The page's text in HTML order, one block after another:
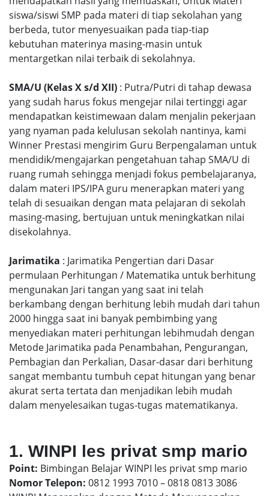
siswa/siswi SMP pada materi di tiap sekolahan yang
berbeda, tutor menyesuaikan pada tiap-tiap
kebutuhan materinya masing-masin untuk
mentargetkan nilai terbaik di sekolahnya.
SMA/U (Kelas X s/d XII) : Putra/Putri di tahap dewasa
yang sudah harus fokus mengejar nilai tertinggi agar
mendapatkan keistimewaan dalam menjalin pekerjaan
yang nyaman pada kelulusan sekolah nantinya, kami
Winner Prestasi mengirim Guru Berpengalaman untuk
mendidik/mengajarkan pengetahuan tahap SMA/U di
ruang rumah sehingga menjadi fokus pembelajaranya,
dalam materi IPS/IPA guru menerapkan materi yang
telah di sesuaikan dengan mata pelajaran di sekolah
masing-masing, bertujuan untuk meningkatkan nilai
disekolahnya.
Jarimatika : Jarimatika Pengertian dari Dasar
permulaan Perhitungan / Matematika untuk berhitung
mengunakan Jari tangan yang saat ini telah
berkambang dengan berhitung lebih mudah dari tahun
2000 hingga saat ini banyak pembimbing yang
menyediakan materi perhitungan lebihmudah dengan
Metode Jarimatika pada Penambahan, Pengurangan,
Pembagian dan Perkalian, Dasar-dasar dari berhitung
sangat membantu tumbuh cepat hitungan yang benar
akurat serta tertata dan menjadikan lebih mudah
dalam menyelesaikan tugas-tugas matematikanya.
1. WINPI les privat smp mario
Point: Bimbingan Belajar WINPI les privat smp mario
Nomor Telepon: 0812 1993 7010 – 0818 0813 3086